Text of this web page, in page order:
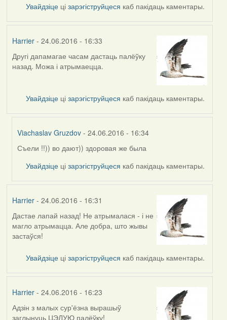
Увайдзіце цізарэгіструйцеся каб пакідаць каментары.
Harrier- 24.06.2016 - 16:33
Другі дапамагае часам дастаць палёўку
назад. Можа і атрымаецца.
Увайдзіце цізарэгіструйцеся каб пакідаць каментары.
Viachaslav Gruzdov - 24.06.2016 - 16:34
In
reply
by
Съели !!)) во дают)) здоровая же была
Увайдзіце цізарэгіструйцеся каб пакідаць каментары.
Harrier- 24.06.2016 - 16:31
Дастае лапай назад! Не атрымалася - і не
магло атрымацца. Але добра, што жывы
застаўся!
Увайдзіце цізарэгіструйцеся каб пакідаць каментары.
Harrier- 24.06.2016 - 16:23
Адзін з малых сур'ёзна вырашыў
заглынуць ЦЭЛУЮ палёўку!